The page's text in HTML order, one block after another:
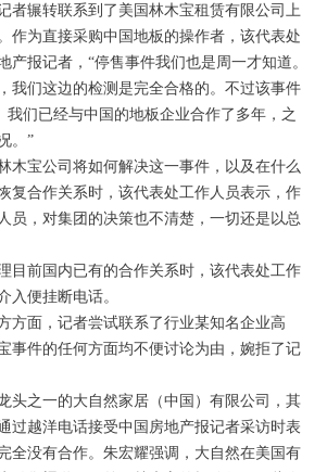
者辗转联系到了美国林木宝租赁有限公司上
作为直接采购中国地板的操作者，该代表处
产报记者，“停售事件我们也是周一才知道。
我们这边的检测是完全合格的。不过该事件
我们已经与中国的地板企业合作了多年，之
。”
木宝公司将如何解决这一事件，以及在什么
复合作关系时，该代表处工作人员表示，作
员，对集团的决策也不清楚，一切还是以总
目前国内已有的合作关系时，该代表处工作
入便挂断电话。
方面，记者尝试联系了行业某知名企业高
事件的任何方面均不便讨论为由，婉拒了记
头之一的大自然家居（中国）有限公司，其
过越洋电话接受中国房地产报记者采访时表
全没有合作。朱宏耀强调，大自然在美国有